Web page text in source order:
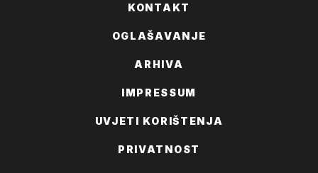
KONTAKT
OGLAŠAVANJE
ARHIVA
IMPRESSUM
UVJETI KORIŠTENJA
PRIVATNOST